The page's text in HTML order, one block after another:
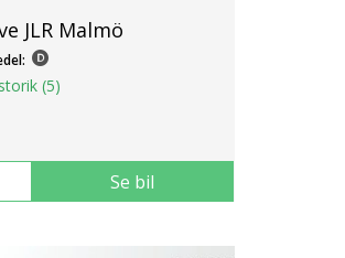
JLR Malmö
(5)
Se bil